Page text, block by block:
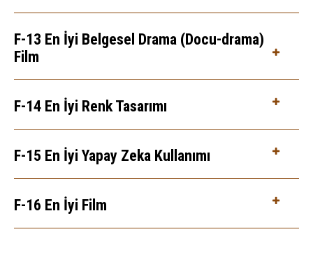
F-13 En İyi Belgesel Drama (Docu-drama)
Film
F-14 En İyi Renk Tasarımı
F-15 En İyi Yapay Zeka Kullanımı
F-16 En İyi Film